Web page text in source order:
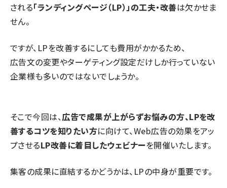
される「ランディングページ（LP）」の工夫・改善は欠かせま
せん。
ですが、LPを改善するにしても費用がかかるため、
広告文の変更やターゲティング設定だけしか行っていない
企業様も多いのではないでしょうか。
そこで今回は、広告で成果が上がらずお悩みの方、LPを改
善するコツを知りたい方に向けて、Web広告の効果をアッ
プさせるLP改善に着目したウェビナーを開催いたします。
集客の成果に直結するかどうかは、LPの中身が重要です。